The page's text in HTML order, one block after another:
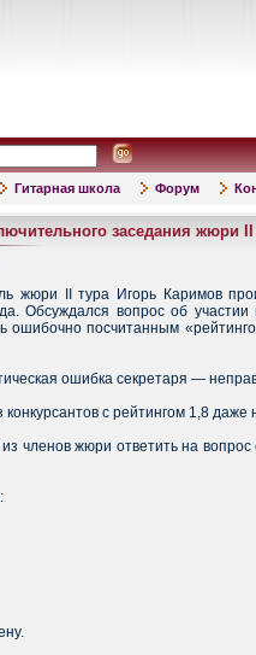
Гитарная школа Форум
заседания жюри
жюри II тура Игорь Каримов
Обсуждался вопрос об
ошибочно посчитанным
ошибка секретаря —
с рейтингом 1,8 даже
членов жюри ответить на